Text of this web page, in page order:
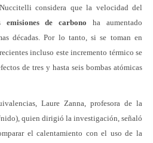
considera que la velocidad del
emisiones de carbono ha aumentado
décadas. Por lo tanto, si se toman en
incluso este incremento térmico se
de tres y hasta seis bombas atómicas
Laure Zanna, profesora de la
quien dirigió la investigación, señaló
el calentamiento con el uso de la